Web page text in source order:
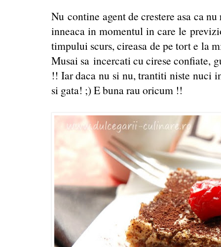
Nu contine agent de crestere asa ca
inneaca in momentul in care le
timpului scurs, cireasa de pe tort e la
Musai sa incercati cu cirese confiate,
!! Iar daca nu si nu, trantiti niste nuci
si gata! ;) E buna rau oricum !!